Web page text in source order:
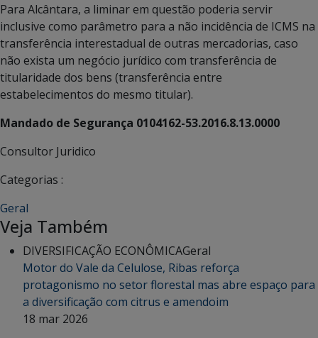
Para Alcântara, a liminar em questão poderia servir
inclusive como parâmetro para a não incidência de ICMS na
transferência interestadual de outras mercadorias, caso
não exista um negócio jurídico com transferência de
titularidade dos bens (transferência entre
estabelecimentos do mesmo titular).
Mandado de Segurança 0104162-53.2016.8.13.0000
Consultor Juridico
Categorias :
Geral
Veja Também
DIVERSIFICAÇÃO ECONÔMICAGeral
Motor do Vale da Celulose, Ribas reforça
protagonismo no setor florestal mas abre espaço para
a diversificação com citrus e amendoim
18 mar 2026